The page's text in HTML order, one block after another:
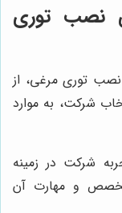
نصب توری
توری مرغی، از
شرکت، به موارد
شرکت در زمینه
و مهارت آن